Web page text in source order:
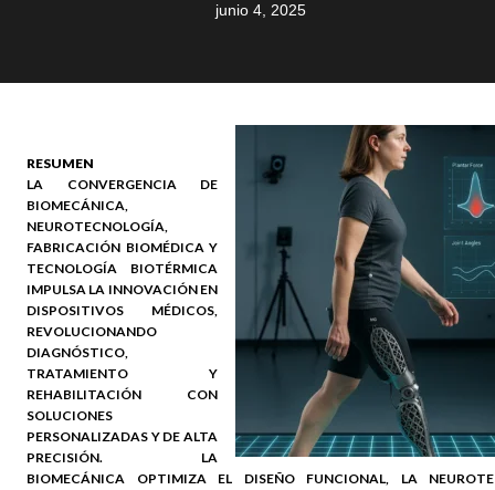
junio 4, 2025
RESUMEN
LA CONVERGENCIA DE
BIOMECÁNICA,
NEUROTECNOLOGÍA,
FABRICACIÓN BIOMÉDICA Y
TECNOLOGÍA BIOTÉRMICA
IMPULSA LA INNOVACIÓN EN
DISPOSITIVOS MÉDICOS,
REVOLUCIONANDO
DIAGNÓSTICO,
TRATAMIENTO Y
REHABILITACIÓN CON
SOLUCIONES
PERSONALIZADAS Y DE ALTA
PRECISIÓN. LA
BIOMECÁNICA OPTIMIZA EL DISEÑO FUNCIONAL, LA